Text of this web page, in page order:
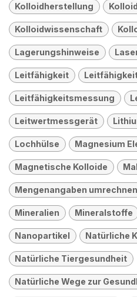
Kolloidherstellung
Kolloidwissenschaft
Lagerungshinweise
Leitfähigkeit
Leitfähigkeitsmessung
Leitwertmessgerät
Lochhülse Magnesium
Magnetische Kolloide
Mengenangaben umrechnen
Mineralien Mineralstoffe
Nanopartikel Natürliche
Natürliche Tiergesundheit
Natürliche Wege zur